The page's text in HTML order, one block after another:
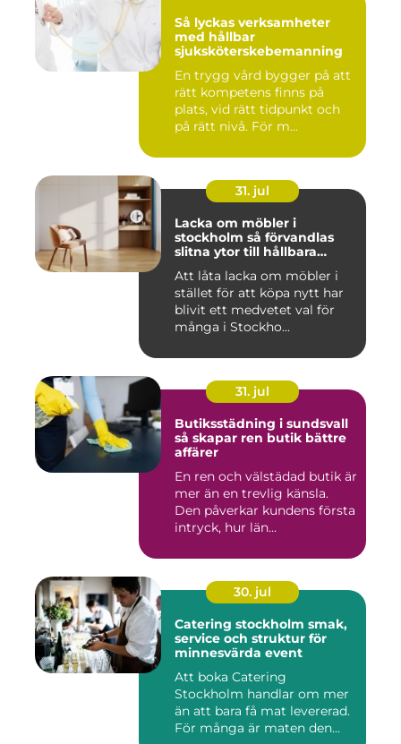
Så lyckas verksamheter
med hållbar
sjuksköterskebemanning
En trygg vård bygger på att
rätt kompetens finns på
plats, vid rätt tidpunkt och
på rätt nivå. För m...
31. jul
Lacka om möbler i
stockholm så förvandlas
slitna ytor till hållbara
Att låta lacka om möbler i
stället för att köpa nytt har
blivit ett medvetet val för
många i Stockho...
31. jul
Butiksstädning i sundsvall
så skapar ren butik bättre
affärer
En ren och välstädad butik är
mer än en trevlig känsla.
Den påverkar kundens första
intryck, hur län...
30. jul
Catering stockholm smak,
service och struktur för
minnesvärda event
Att boka Catering
Stockholm handlar om mer
än att bara få mat levererad.
För många är maten den